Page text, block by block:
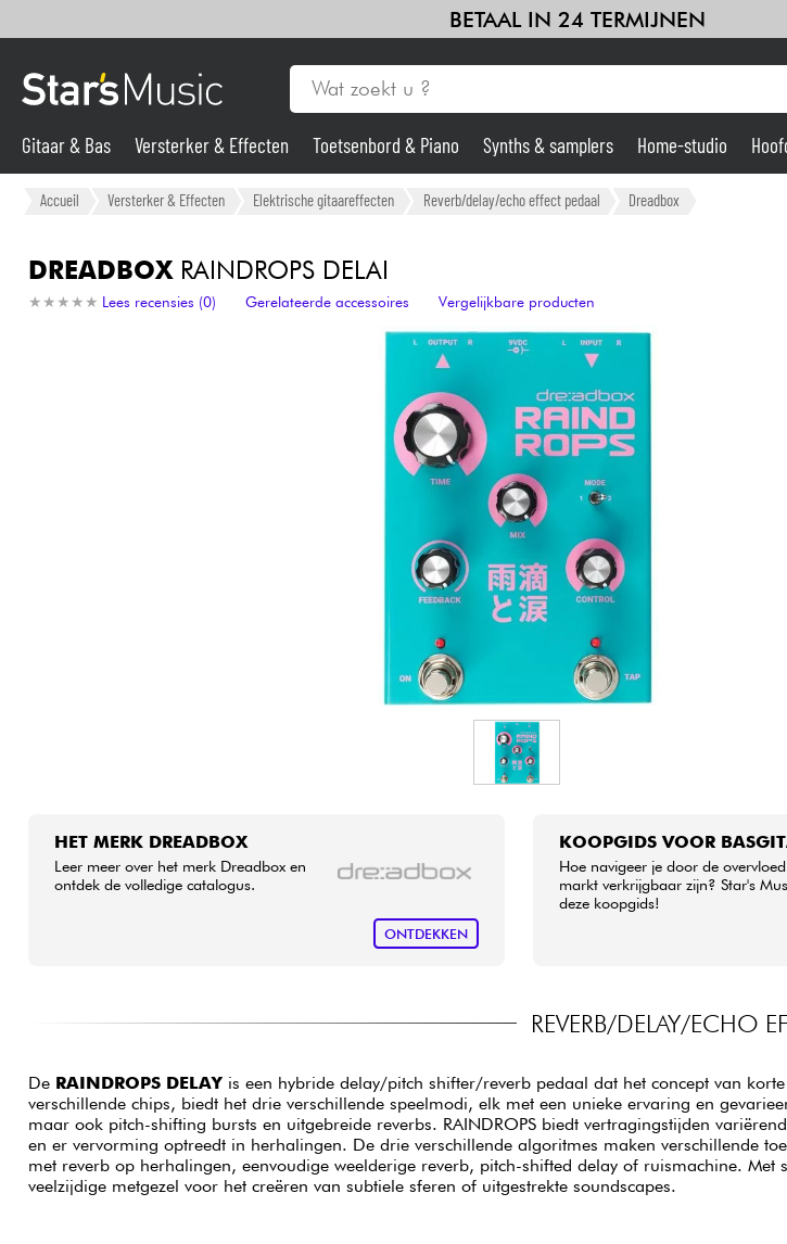
BETAAL IN 24 TERMIJNEN
Gitaar & Bas Versterker & Effecten
Synths & samplers
Drums & percussie
Kinderen
Sets
Gitaar & Bas Versterker & Effecten Toetsenbord & Piano Synths & samplers Home-studio
Accueil Versterker & Effecten Elektrische gitaareffecten Reverb/delay/echo effect pedaal Dreadbox
DREADBOXRAINDROPS DELAI
★ ★ ★ ★ ★
★ ★ ★ ★ ★ Lees recensies (0) Gerelateerde accessoires Vergelijkbare producten
HET MERK DREADBOX
Leer meer over het merk Dreadbox en
ontdek de volledige catalogus.
ONTDEKKEN
KOOPGIDS VOOR
Hoe navigeer je door de
markt verkrijgbaar zijn? Star's
deze koopgids!
REVERB/DELAY/ECHO
De RAINDROPS DELAYis een hybride delay/pitch shifter/reverb pedaal dat het concept van
verschillende chips, biedt het drie verschillende speelmodi, elk met een unieke ervaring en
maar ook pitch-shifting bursts en uitgebreide reverbs. RAINDROPS biedt vertragingstijden
en er vervorming optreedt in herhalingen. De drie verschillende algoritmes maken verschillende
met reverb op herhalingen, eenvoudige weelderige reverb, pitch-shifted delay of ruismachine.
veelzijdige metgezel voor het creëren van subtiele sferen of uitgestrekte soundscapes.